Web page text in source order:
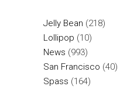
Jelly Bean (218)
Lollipop (10)
News (993)
San Francisco (40)
Spass (164)